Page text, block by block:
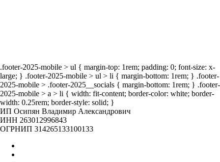
.footer-2025-mobile > ul { margin-top: 1rem; padding: 0; font-size: x-
large; } .footer-2025-mobile > ul > li { margin-bottom: 1rem; } .footer-
2025-mobile > .footer-2025__socials { margin-bottom: 1rem; } .footer-
2025-mobile > a > li { width: fit-content; border-color: white; border-
width: 0.25rem; border-style: solid; }
ИП Осипян Владимир Александрович
ИНН 263012996843
ОГРНИП 314265133100133